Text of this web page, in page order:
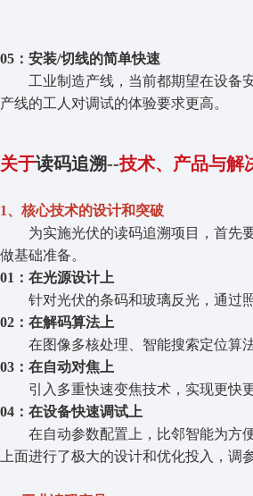
05：安装/切线的简单快速
工业制造产线，当前都期望在设备
产线的工人对调试的体验要求更高。
关于读码追溯--技术、产品与解
1、核心技术的设计和突破
为实施光伏的读码追溯项目，首先
做基础准备。
01：在光源设计上
针对光伏的条码和玻璃反光，通过
02：在解码算法上
在图像多核处理、智能搜索定位算
03：在自动对焦上
引入多重快速变焦技术，实现更快
04：在设备快速调试上
在自动参数配置上，比邻智能为方
上面进行了极大的设计和优化投入，